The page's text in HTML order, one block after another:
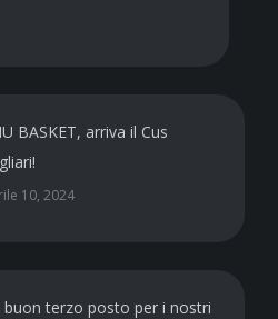
BASKET, arriva il Cus
10, 2024
buon terzo posto per i nostri